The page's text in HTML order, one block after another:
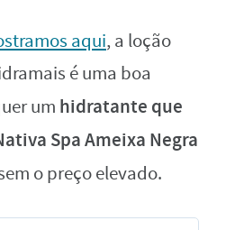
aqui, a loção
é uma boa
um hidratante que
Spa Ameixa Negra
o preço elevado.